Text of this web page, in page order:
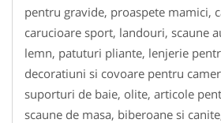
pentru gravide, proaspete mamici,
carucioare sport, landouri, scaune
lemn, patuturi pliante, lenjerie
decoratiuni si covoare pentru
suporturi de baie, olite, articole
scaune de masa, biberoane si